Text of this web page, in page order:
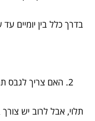
בדרך כלל בין יומיים
האם צריך לגבס
תלוי, אבל לרוב יש